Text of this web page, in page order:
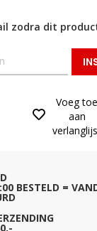
zodra dit
Voeg toe
aan
BESTELD =